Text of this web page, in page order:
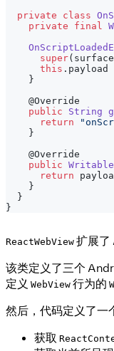
private
class
private
final
super(
this . payload
}
@Override
public
String
return
}
@Override
public
return
}
}
}
ReactWebView 扩展
该类定义了三个
定义 WebView 行为的
然后，代码定义了一
获取